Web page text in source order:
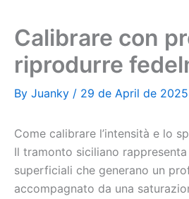
Calibrare con
riprodurre
By Juanky / 29 de April de 2025
Come calibrare l’intensità e lo
Il tramonto siciliano
superficiali che generano un
accompagnato da una